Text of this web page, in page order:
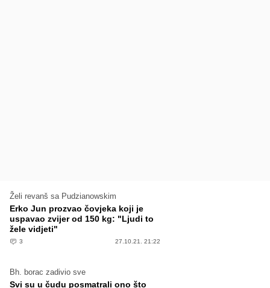
Želi revanš sa Pudzianowskim
Erko Jun prozvao čovjeka koji je
uspavao zvijer od 150 kg: "Ljudi to
žele vidjeti"
3 27.10.21. 21:22
Bh. borac zadivio sve
Svi su u čudu posmatrali ono što